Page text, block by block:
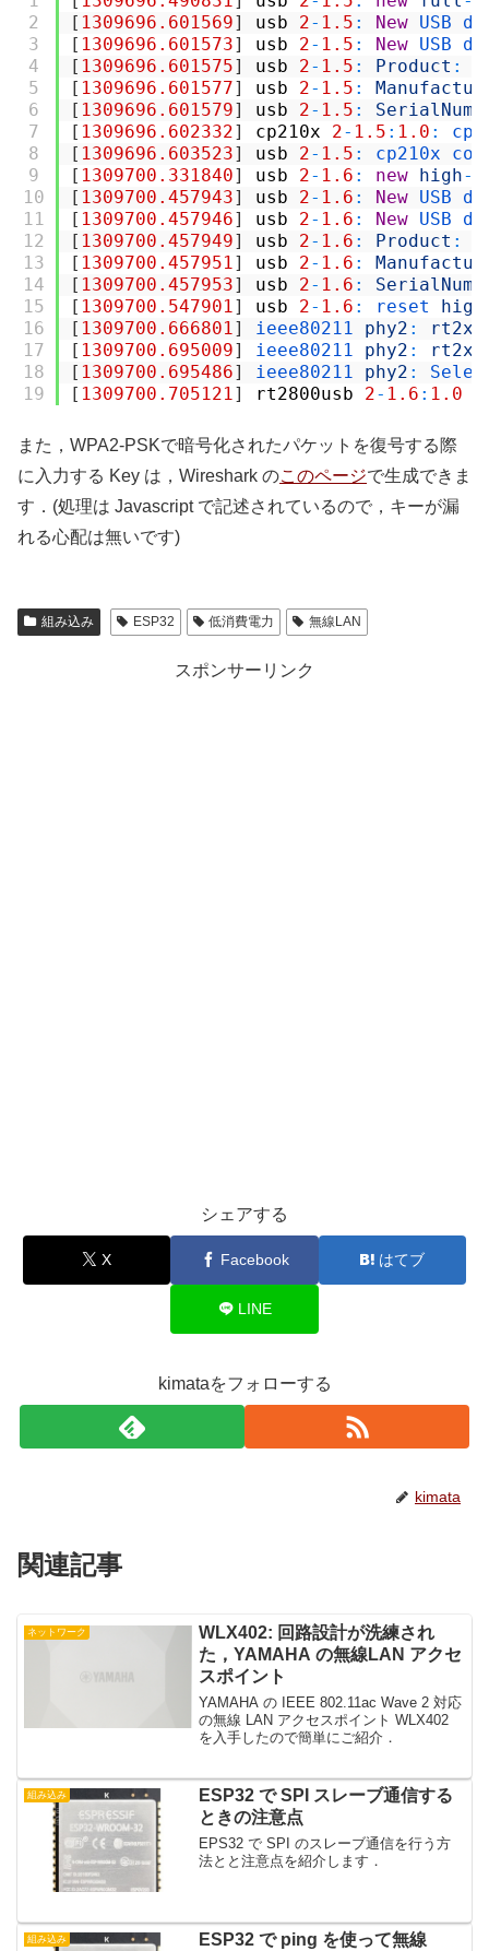
2
3
4
5
6
7
8
9
10
11
12
13
14
15
16
17
18
19
[ 1309696.601569] usb 2- 1.5 : New USB
[ 1309696.601573] usb 2- 1.5 : New USB
[ 1309696.601575] usb 2- 1.5 : Product :
[ 1309696.601577] usb 2- 1.5 :
[ 1309696.601579] usb 2- 1.5 :
[ 1309696.602332] cp210x 2- 1.5 : 1.0 :
[ 1309696.603523] usb 2- 1.5 : cp210x
[ 1309700.331840] usb 2- 1.6 : new high-
[ 1309700.457943] usb 2- 1.6 : New USB
[ 1309700.457946] usb 2- 1.6 : New USB
[ 1309700.457949] usb 2- 1.6 : Product :
[ 1309700.457951] usb 2- 1.6 :
[ 1309700.457953] usb 2- 1.6 :
[ 1309700.547901] usb 2- 1.6 : reset high
[ 1309700.666801] ieee80211 phy2 :
[ 1309700.695009] ieee80211 phy2 :
[ 1309700.695486] ieee80211 phy2 :
[ 1309700.705121] rt2800usb 2- 1.6 : 1.0
また，WPA2-PSKで暗号化されたパケットを復号する際
に入力する Key は，Wireshark のこのページで生成できま
す．(処理は Javascript で記述されているので，キーが漏
れる心配は無いです)
組み込み ESP32 低消費電力 無線LAN
スポンサーリンク
シェアする
X Facebook はてブ
LINE
kimataをフォローする
kimata
関連記事
ネットワーク
WLX402: 回路設計が洗練され
た，YAMAHA の無線LAN アクセ
スポイント
YAMAHA の IEEE 802.11ac Wave 2 対応
の無線 LAN アクセスポイント WLX402
を入手したので簡単にご紹介．
組み込み
ESP32 で SPI スレーブ通信する
ときの注意点
EPS32 で SPI のスレーブ通信を行う方
法とと注意点を紹介します．
組み込み
ESP32 で ping を使って無線